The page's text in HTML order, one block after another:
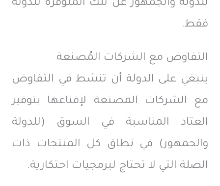
للدولة والجمهور عن تلك المتوفرة للدولة
فقط.
التفاوض مع الشركات المُصنعة
ينبغي على الدولة أن تنشط في التفاوض
مع الشركات المصنعة لإقناعها بتوفير
العتاد المناسبة في السوق (للدولة
والجمهور) في نطاق كل المنتجات ذات
الصلة التي لا تحتاج لبرمجيات احتكارية.